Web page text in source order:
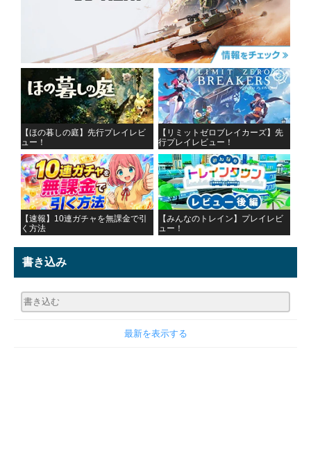
【ほの暮しの庭】先行プレイレビ
ュー！
【リミットゼロブレイカーズ】先
行プレイレビュー！
【速報】10連ガチャを無課金で引
く方法
【みんなのトレイン】プレイレビ
ュー！
書き込み
最新を表示する